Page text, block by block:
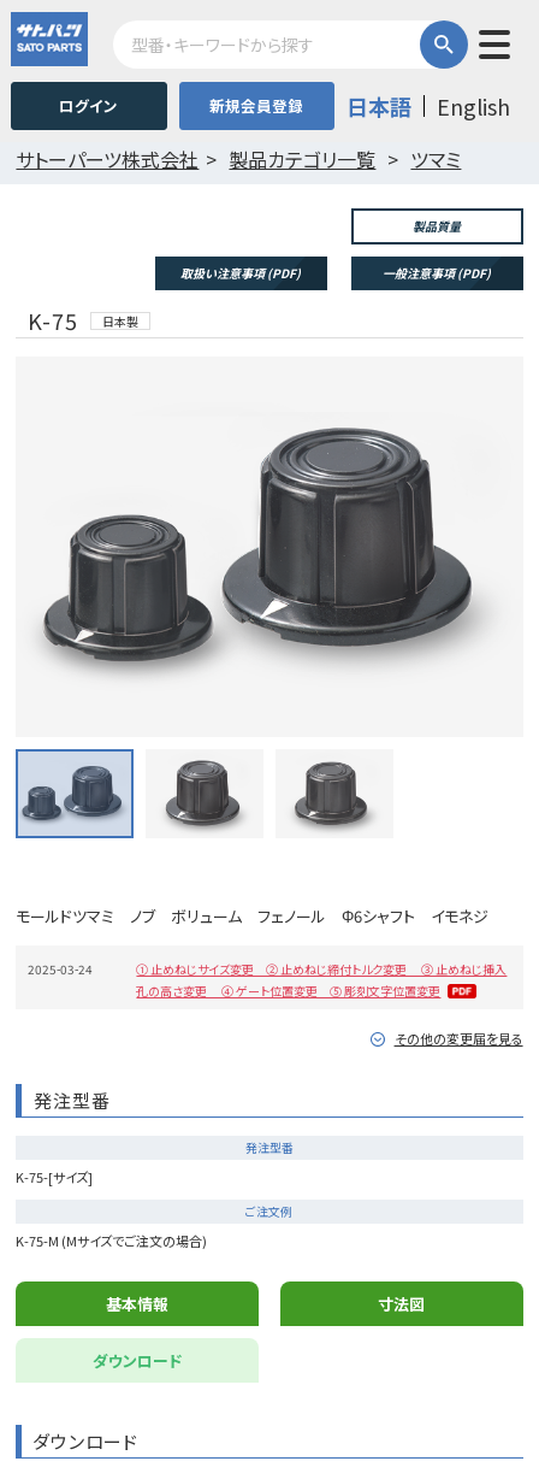
ログイン 新規会員登録 日本語 English
サトーパーツ株式会社 製品カテゴリ一覧 ツマミ
製品質量
取扱い注意事項 (PDF) 一般注意事項 (PDF)
K-75 日本製
モールドツマミ ノブ ボリューム フェノール Φ6シャフト イモネジ
2025-03-24
① 止めねじサイズ変更 ② 止めねじ締付トルク変更 ③ 止めねじ挿入
孔の高さ変更 ④ ゲート位置変更 ⑤ 彫刻文字位置変更
その他の変更届を見る
発注型番
発注型番
K-75-[サイズ]
ご注文例
K-75-M (Mサイズでご注文の場合)
基本情報 寸法図
ダウンロード
ダウンロード